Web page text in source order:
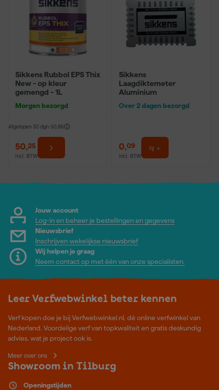
Sikkens Rubbol EPS Thix
New - op kleur
gemengd - 1L
Morgen bezorgd
Afgelopen 30 dgn 50,86
50,25
incl. BTW
Sikkens
Laagdiktemeter
Aluminium
Over 2 dagen bezorgd
0,09
incl. BTW
Jouw account
Log-in en beheer je bestellingen en gegevens
Nieuwsbrief
Inschrijven wekelijkse nieuwsbrief
Wij helpen je graag
Neem contact op met één van onze specialisten.
Leer Verfwebwinkel beter kennen
Verf kopen doe je bij Verfwebwinkel.nl, dé online verfwinkel van
Nederland. Voordelige verf van topkwaliteit en gratis deskundig
advies, wat je project ook is.
Meer over ons
Showroom in Tilburg
Openingstijden